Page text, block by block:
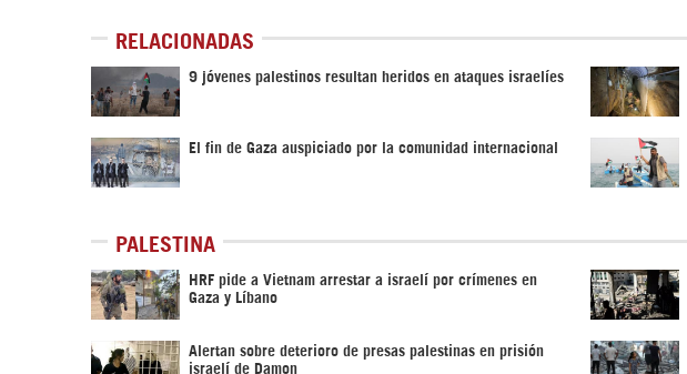
RELACIONADAS
9 jóvenes palestinos resultan heridos en ataques israelíes
El fin de Gaza auspiciado por la comunidad internacional
PALESTINA
HRF pide a Vietnam arrestar a israelí por crímenes en
Gaza y Líbano
Alertan sobre deterioro de presas palestinas en prisión
israelí de Damon